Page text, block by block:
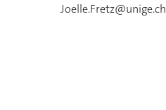
Joelle.Fretz@unige.ch